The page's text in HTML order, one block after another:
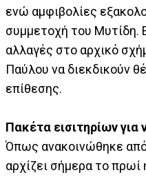
ενώ αμφιβολίες
συμμετοχή του Μυτίδη.
αλλαγές στο αρχικό
Παύλου να διεκδικούν
επίθεσης.
Πακέτα εισιτηρίων για
Όπως ανακοινώθηκε
αρχίζει σήμερα το